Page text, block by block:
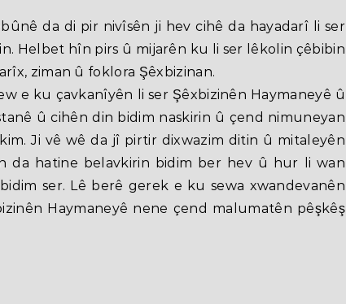
da di pir nivîsên ji hev cihê da hayadarî li ser
Helbet hîn pirs û mijarên ku li ser lêkolin çêbibin
ziman û foklora Şêxbizinan.
e ku çavkanîyên li ser Şêxbizinên Haymaneyê û
û cihên din bidim naskirin û çend nimuneyan
Ji vê wê da jî pirtir dixwazim ditin û mitaleyên
da hatine belavkirin bidim ber hev û hur li wan
ser. Lê berê gerek e ku sewa xwandevanên
Haymaneyê nene çend malumatên pêşkêş